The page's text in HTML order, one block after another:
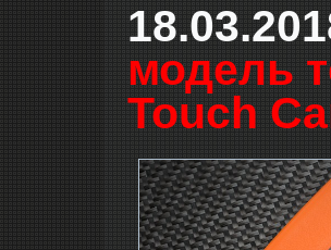
модель
Touch